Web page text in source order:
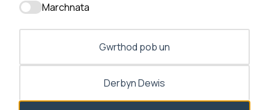
Marchnata
Gwrthod pob un
Derbyn Dewis